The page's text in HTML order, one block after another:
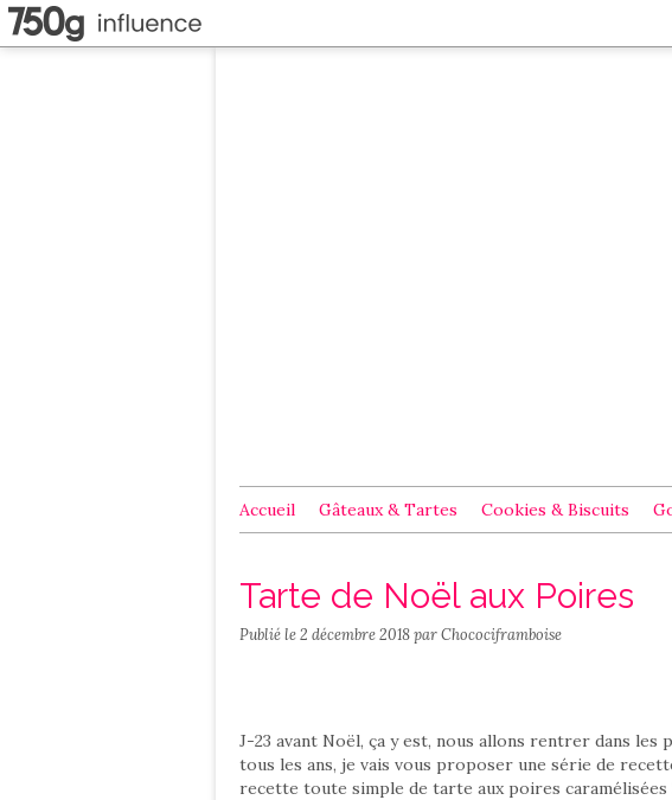
Accueil Gâteaux & Tartes Cookies & Biscuits
Tarte de Noël aux Poires
Publié le2 décembre 2018par Chocociframboise
J-23 avant Noël, ça y est, nous allons rentrer dans les
tous les ans, je vais vous proposer une série de
recette toute simple de tarte aux poires